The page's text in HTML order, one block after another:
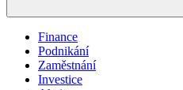
Finance
Podnikání
Zaměstnání
Investice